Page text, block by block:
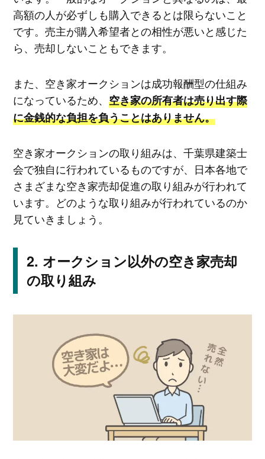
高額の人が必ずしも購入できるとは限らないこと
です。売主が購入希望者との相性が悪いと感じた
ら、売却しないこともできます。
また、空き家オークションは成功報酬型の仕組み
になっているため、 空き家の所有者は売り出す際
に金銭的な負担を負うことはありません。
空き家オークションの取り組みは、千葉県建築士
会で独自に行われているものですが、日本各地で
さまざまな空き家売却促進の取り組みが行われて
います。どのような取り組みが行われているのか
見ていきましょう。
オークション以外の空き家売却
の取り組み